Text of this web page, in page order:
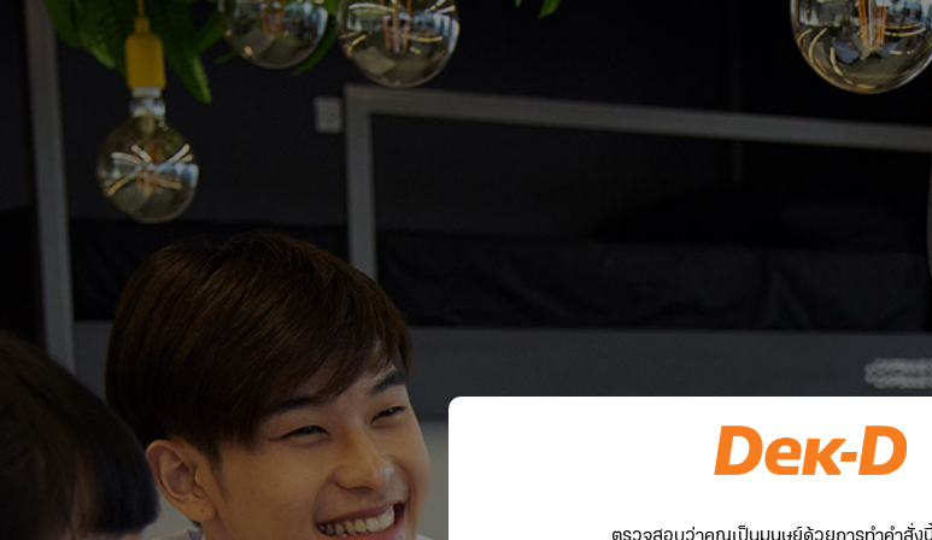
ตรวจสอบว่าคุณเป็นมนุษย์ด้วยการทำคำสั่ง